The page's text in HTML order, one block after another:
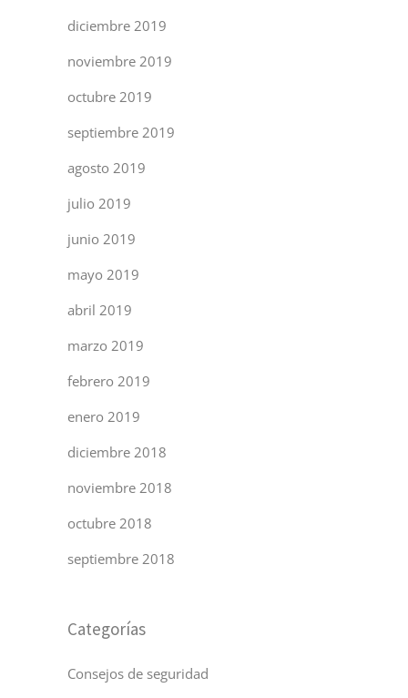
diciembre 2019
noviembre 2019
octubre 2019
septiembre 2019
agosto 2019
julio 2019
junio 2019
mayo 2019
abril 2019
marzo 2019
febrero 2019
enero 2019
diciembre 2018
noviembre 2018
octubre 2018
septiembre 2018
Categorías
Consejos de seguridad